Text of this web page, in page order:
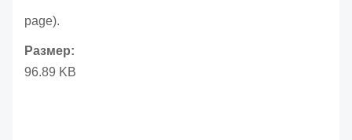
page).
Размер:
96.89 KB